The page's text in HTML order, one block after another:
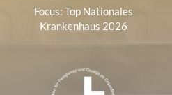
Focus: Top Nationales
Krankenhaus 2026